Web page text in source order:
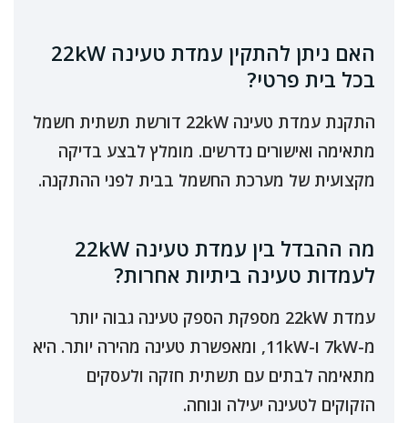
האם ניתן להתקין עמדת טעינה 22kW
בכל בית פרטי?
התקנת עמדת טעינה 22kW דורשת תשתית חשמל
מתאימה ואישורים נדרשים. מומלץ לבצע בדיקה
מקצועית של מערכת החשמל בבית לפני ההתקנה.
מה ההבדל בין עמדת טעינה 22kW
לעמדות טעינה ביתיות אחרות?
עמדת 22kW מספקת הספק טעינה גבוה יותר
מ-7kW ו-11kW, ומאפשרת טעינה מהירה יותר. היא
מתאימה לבתים עם תשתית חזקה ולעסקים
הזקוקים לטעינה יעילה ונוחה.